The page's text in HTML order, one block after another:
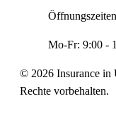
Öffnungszeiten
Mo-Fr: 9:00 -
© 2026 Insurance in
Rechte vorbehalten.